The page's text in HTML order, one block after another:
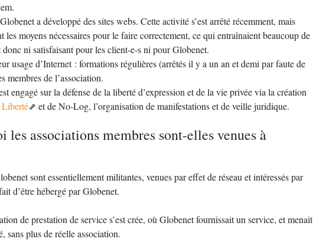
a développé des sites webs. Cette activité s’est arrêté récemment, mais
les moyens nécessaires pour le faire correctement, ce qui entraînaient beaucoup de
ni satisfaisant pour les client-e-s ni pour Globenet.
usage d’Internet : formations régulières (arrêtés il y a un an et demi par faute de
membres de l’association.
engagé sur la défense de la liberté d’expression et de la vie privée via la création
Liberté et de No-Log, l’organisation de manifestations et de veille juridique.
les associations membres sont-elles venues à
sont essentiellement militantes, venues par effet de réseau et intéressés par
d’être hébergé par Globenet.
de prestation de service s’est crée, où Globenet fournissait un service, et menait
sans plus de réelle association.